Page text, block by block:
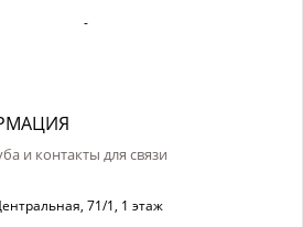
-
и контакты для связи
71/1, 1 этаж